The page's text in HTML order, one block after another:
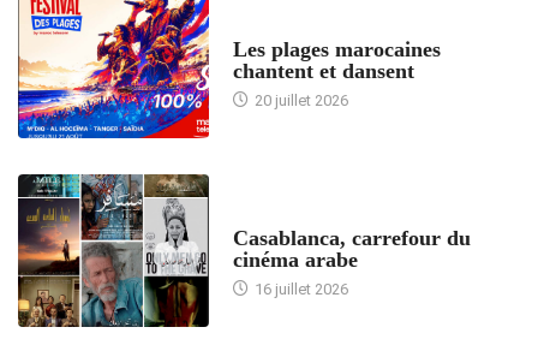
Les plages marocaines
chantent et dansent
20 juillet 2026
Casablanca, carrefour du
cinéma arabe
16 juillet 2026